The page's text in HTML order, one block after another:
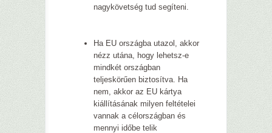
nagykövetség tud segíteni.
Ha EU országba utazol, akkor
nézz utána, hogy lehetsz-e
mindkét országban
teljeskörűen biztosítva. Ha
nem, akkor az EU kártya
kiállításának milyen feltételei
vannak a célországban és
mennyi időbe telik